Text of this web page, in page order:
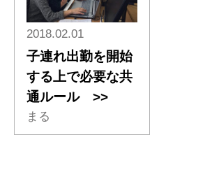
2018.02.01
子連れ出勤を開始
する上で必要な共
通ルール >>
まる